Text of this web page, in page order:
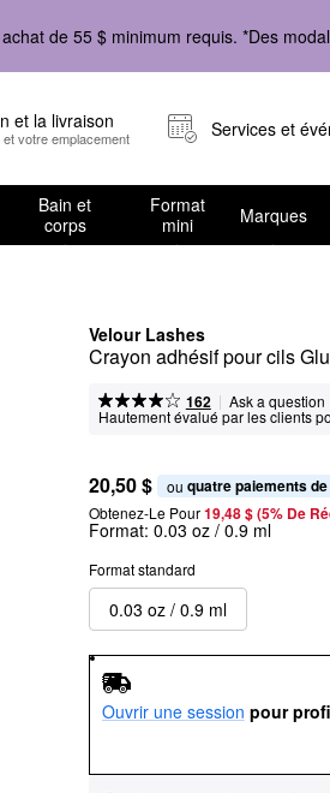
de 55 $ minimum requis. *Des
et la livraison
votre emplacement Services et
Bain et
corps
Format
mini
Marques
Velour Lashes
Crayon adhésif pour cils
162 | Ask a question
Hautement évalué par les clients
20,50 $ ou quatre paiements de
Obtenez-Le Pour19,48 $ (5% De
Format: 0.03 oz / 0.9 ml
Format standard
0.03 oz / 0.9 ml
Ouvrir une session pour